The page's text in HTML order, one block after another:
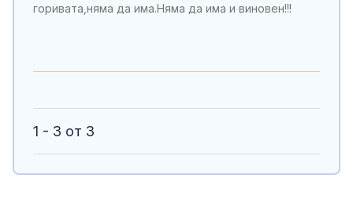
горивата,няма да има.Няма да има и виновен!!!
1 - 3 от 3